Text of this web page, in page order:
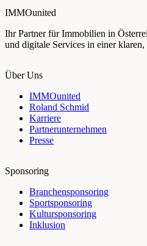
IMMOunited
Ihr Partner für Immobilien in
und digitale Services in einer
Über Uns
IMMOunited
Roland Schmid
Karriere
Partnerunternehmen
Presse
Sponsoring
Branchensponsoring
Sportsponsoring
Kultursponsoring
Inklusion